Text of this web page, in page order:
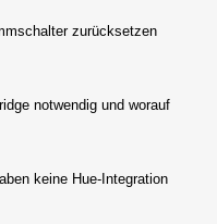
zurücksetzen
notwendig und worauf
keine Hue-Integration